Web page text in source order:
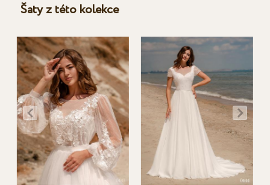
Šaty z této kolekce